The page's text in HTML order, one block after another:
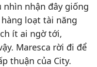
nhìn nhận đây giống
loạt tài năng
ít ai ngờ tới,
Maresca rời đi để
thuận của City.